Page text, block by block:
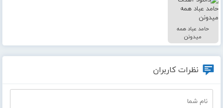
حامد عباد همه
میدونن
نظرات کاربران